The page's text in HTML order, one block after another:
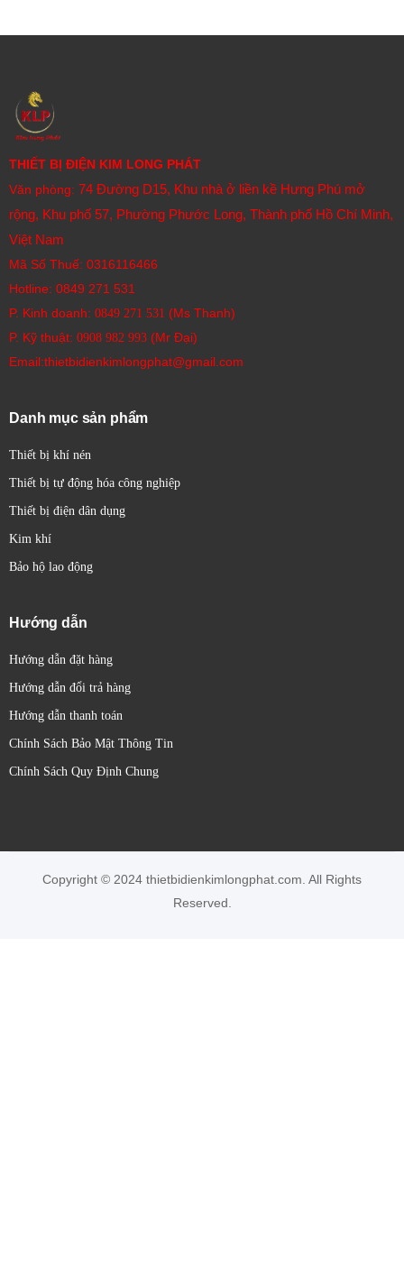
THIẾT BỊ ĐIỆN KIM LONG PHÁT
Văn phòng: 74 Đường D15, Khu nhà ở liền kề Hưng Phú mở
rộng, Khu phố 57, Phường Phước Long, Thành phố Hồ Chí Minh,
Việt Nam
Mã Số Thuế: 0316116466
Hotline: 0849 271 531
P. Kinh doanh: 0849 271 531 (Ms Thanh)
P. Kỹ thuật: 0908 982 993​ (Mr Đại)
Email:thietbidienkimlongphat@gmail.com
Danh mục sản phẩm
Thiết bị khí nén
Thiết bị tự động hóa công nghiệp
Thiết bị điện dân dụng
Kim khí
Bảo hộ lao động
Hướng dẫn
Hướng dẫn đặt hàng
Hướng dẫn đổi trả hàng
Hướng dẫn thanh toán
Chính Sách Bảo Mật Thông Tin
Chính Sách Quy Định Chung
Copyright © 2024 thietbidienkimlongphat.com. All Rights
Reserved.